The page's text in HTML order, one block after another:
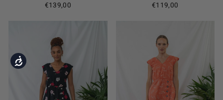
Accessibility
€139,00
€119,00